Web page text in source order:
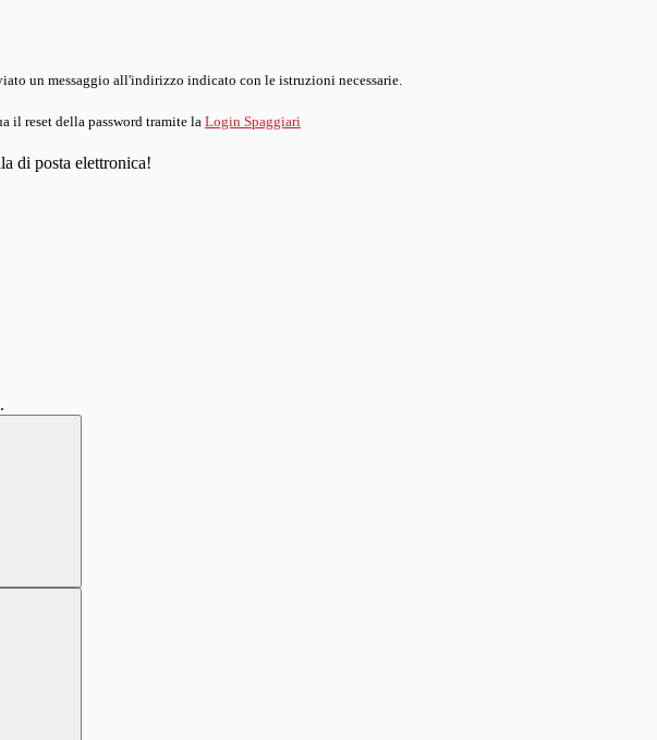
un messaggio all'indirizzo indicato con le istruzioni necessarie.
il reset della password tramite la Login Spaggiari
di posta elettronica!